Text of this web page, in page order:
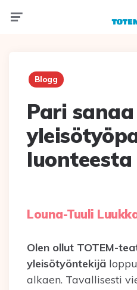
Blogg
Pari sanaa
luonteesta
Louna-Tuuli
Olen ollut TOTEM-
yleisötyöntekijä
alkaen. Tavallisesti